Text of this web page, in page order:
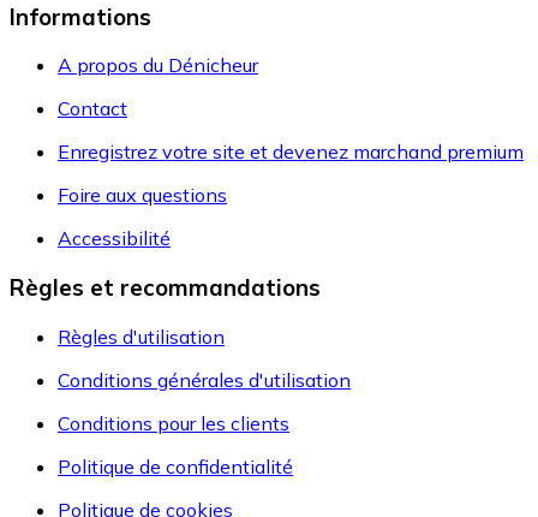
Informations
A propos du Dénicheur
Contact
Enregistrez votre site et devenez marchand premium
Foire aux questions
Accessibilité
Règles et recommandations
Règles d'utilisation
Conditions générales d'utilisation
Conditions pour les clients
Politique de confidentialité
Politique de cookies